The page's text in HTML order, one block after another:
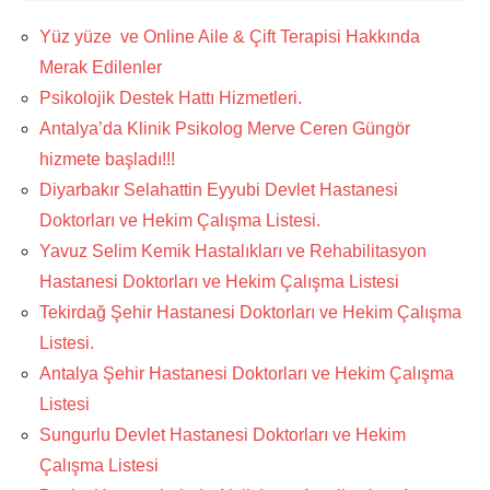
Yüz yüze ve Online Aile & Çift Terapisi Hakkında
Merak Edilenler
Psikolojik Destek Hattı Hizmetleri.
Antalya’da Klinik Psikolog Merve Ceren Güngör
hizmete başladı!!!
Diyarbakır Selahattin Eyyubi Devlet Hastanesi
Doktorları ve Hekim Çalışma Listesi.
Yavuz Selim Kemik Hastalıkları ve Rehabilitasyon
Hastanesi Doktorları ve Hekim Çalışma Listesi
Tekirdağ Şehir Hastanesi Doktorları ve Hekim Çalışma
Listesi.
Antalya Şehir Hastanesi Doktorları ve Hekim Çalışma
Listesi
Sungurlu Devlet Hastanesi Doktorları ve Hekim
Çalışma Listesi